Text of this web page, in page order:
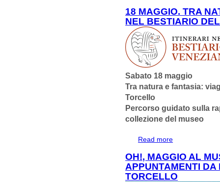
18 MAGGIO. TRA
NEL BESTIARIO
Sabato 18 maggio
Tra natura e fantasia:
Torcello
Percorso guidato sulla
collezione del museo
Read more
OH!, MAGGIO AL
APPUNTAMENTI DA
TORCELLO